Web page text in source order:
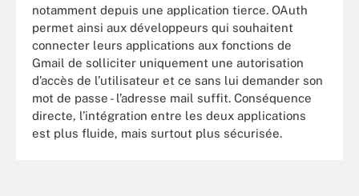
notamment depuis une application tierce. OAuth
permet ainsi aux développeurs qui souhaitent
connecter leurs applications aux fonctions de
Gmail de solliciter uniquement une autorisation
d’accès de l’utilisateur et ce sans lui demander son
mot de passe - l’adresse mail suffit. Conséquence
directe, l’intégration entre les deux applications
est plus fluide, mais surtout plus sécurisée.